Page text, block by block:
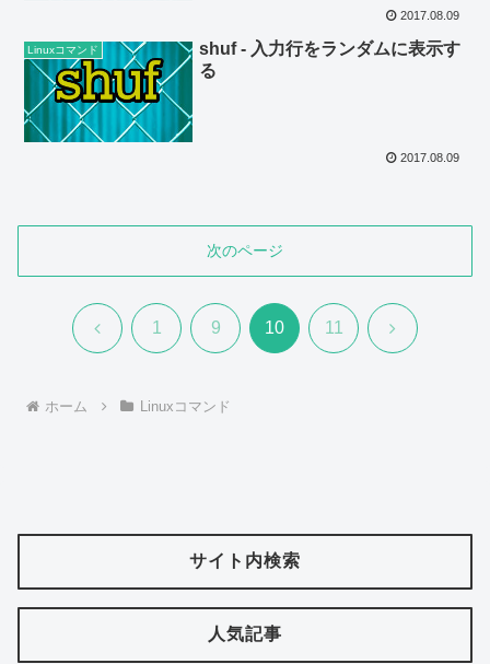
2017.08.09
Linuxコマンド
shuf - 入力行をランダムに表示す
る
2017.08.09
次のページ
前 1 9 10 11 次
ホーム Linuxコマンド
サイト内検索
人気記事